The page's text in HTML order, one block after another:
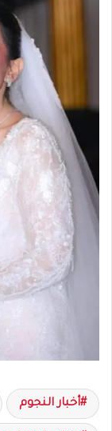
أخبار النجوم